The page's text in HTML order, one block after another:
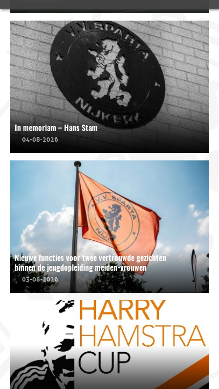
In memoriam – Hans Stam
04-08-2026
Nieuwe functies voor twee vertrouwde gezichten
binnen de jeugdopleiding meiden-vrouwen
03-08-2026